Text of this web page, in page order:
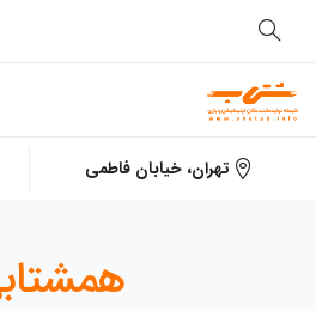
تهران، خیابان فاطمی